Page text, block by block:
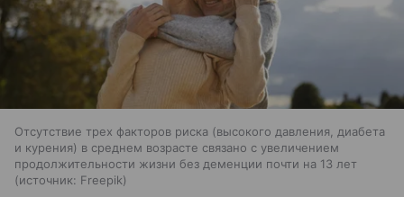
Отсутствие трех факторов риска (высокого давления, диабета
и курения) в среднем возрасте связано с увеличением
продолжительности жизни без деменции почти на 13 лет
источник: Freepik